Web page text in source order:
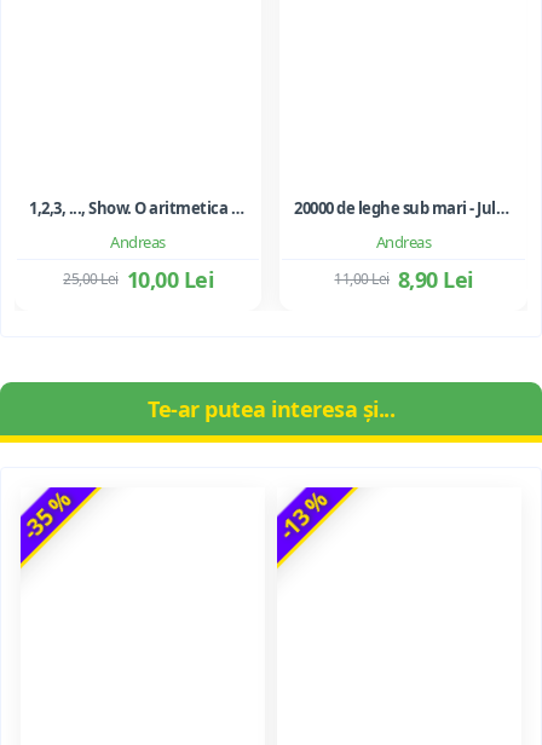
Andreas
1,2,3, ..., Show. O aritmetica emotionala, o poezie a matematicii - Ioan Dancila
10,00 Lei
25,00 Lei
Andreas
20000 de leghe sub mari - Jules Verne
8,90 Lei
11,00 Lei
Te-ar putea interesa și...
-35 % -13 %